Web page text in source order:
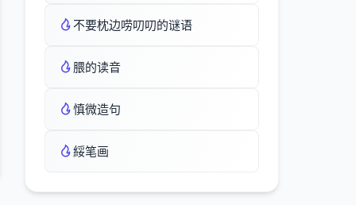
不要枕边唠叨叨的谜语
腲的读音
慎微造句
綏笔画